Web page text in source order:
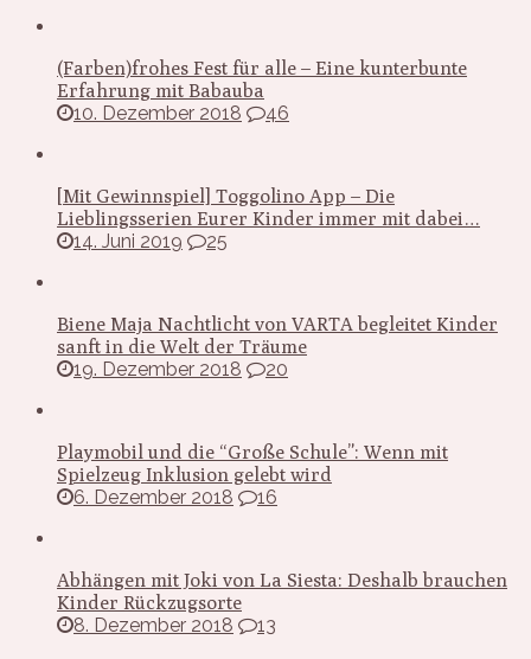
(Farben)frohes Fest für alle – Eine kunterbunte
Erfahrung mit Babauba
10. Dezember 2018
46
[Mit Gewinnspiel] Toggolino App – Die
Lieblingsserien Eurer Kinder immer mit dabei…
14. Juni 2019
25
Biene Maja Nachtlicht von VARTA begleitet Kinder
sanft in die Welt der Träume
19. Dezember 2018
20
Playmobil und die “Große Schule”: Wenn mit
Spielzeug Inklusion gelebt wird
6. Dezember 2018
16
Abhängen mit Joki von La Siesta: Deshalb brauchen
Kinder Rückzugsorte
8. Dezember 2018
13